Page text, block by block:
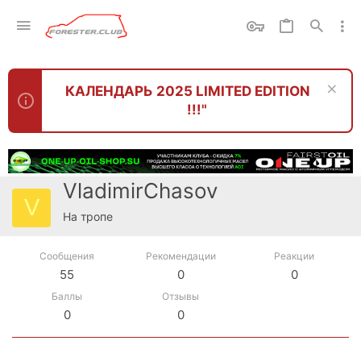
КАЛЕНДАРЬ 2025 LIMITED EDITION
!!!"
V
VladimirChasov
На тропе
Сообщения
55
Рекомендации
0
Реакции
0
Баллы
0
Отзывы
0